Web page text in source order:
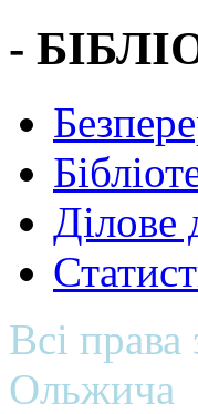
-
Ділове
Всі
Ольжича